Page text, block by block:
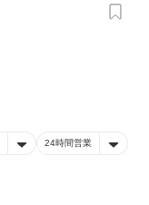
24時間営業